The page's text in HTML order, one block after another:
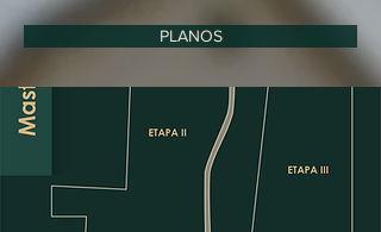
PLANOS